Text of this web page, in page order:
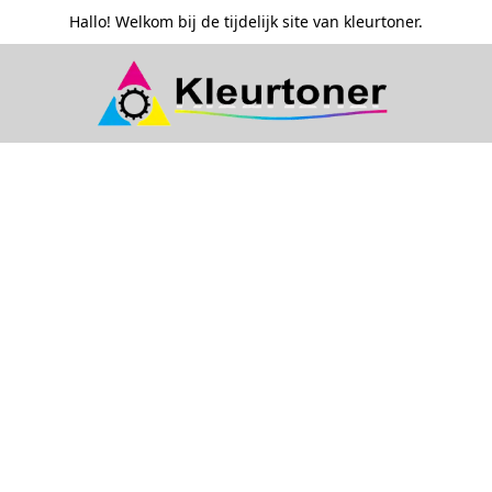
Hallo! Welkom bij de tijdelijk site van kleurtoner.